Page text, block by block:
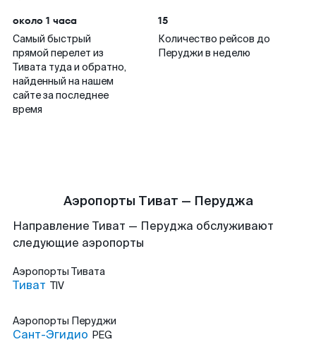
около 1 часа
Самый быстрый
прямой перелет из
Тивата туда и обратно,
найденный на нашем
сайте за последнее
время
15
Количество рейсов до
Перуджи в неделю
Аэропорты Тиват — Перуджа
Направление Тиват — Перуджа обслуживают
следующие аэропорты
Аэропорты Тивата
Тиват TIV
Аэропорты Перуджи
Сант-Эгидио PEG